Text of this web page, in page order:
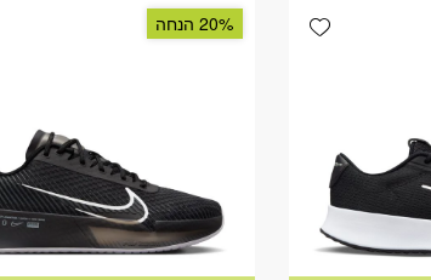
Add wishlist20% הנחה